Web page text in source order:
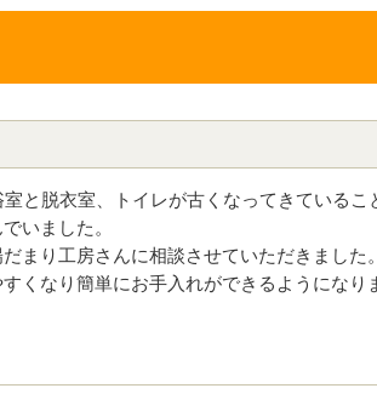
と脱衣室、トイレが古くなってきているこ
いました。
まり工房さんに相談させていただきました
くなり簡単にお手入れができるようになり